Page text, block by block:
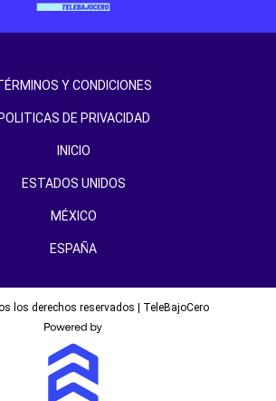
Y CONDICIONES
POLITICAS DE PRIVACIDAD
INICIO
ESTADOS UNIDOS
MÉXICO
ESPAÑA
los derechos reservados | TeleBajoCero